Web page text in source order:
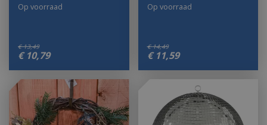
€ 13,49
€ 10,79
Op voorraad
€ 14,49
€ 11,59
Op voorraad